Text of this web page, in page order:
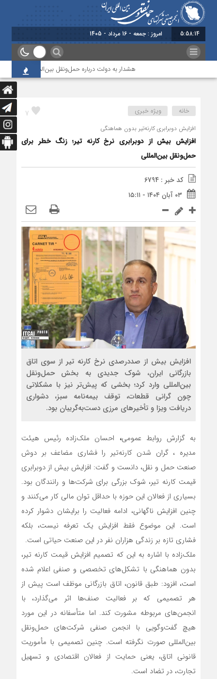
5:58:15 برابر با : Friday - 7 August - 2026
هشدار به دولت درباره حمل‌ونقل بین‌المللی؛ شرکت‌ها
7 خانه ویژه خبری
افزایش دوبرابری کارنه‌تیر بدون هماهنگی
افزایش بیش از دوبرابری نرخ کارنه تیر؛ زنگ خطر برای
حمل‌ونقل بین‌المللی
کد خبر : 6794
۰۳ آبان ۱۴۰۴ - ۱۵:۱۱
افزایش بیش از صددرصدی نرخ کارنه تیر از سوی اتاق
بازرگانی ایران، شوک جدیدی به بخش حمل‌ونقل
بین‌المللی وارد کرد؛ بخشی که پیش‌تر نیز با مشکلاتی
چون گرانی قطعات، توقف بیمه‌نامه سبز، دشواری
دریافت ویزا و تأخیرهای مرزی دست‌به‌گریبان بود.
به گزارش روابط عمومی، احسان ملک‌زاده رئیس هیئت
مدیره ، گران شدن کارنه‌تیر را فشاری مضاعف بر دوش
صنعت حمل و نقل، دانست و گفت: افزایش بیش از دوبرابری
قیمت کارنه تیر، شوک بزرگی برای شرکت‌ها و رانندگان بود.
بسیاری از فعالان این حوزه با حداقل توان مالی کار می‌کنند و
چنین افزایش ناگهانی، ادامه فعالیت را برایشان دشوار کرده
است. این موضوع فقط افزایش یک تعرفه نیست، بلکه
فشاری تازه بر زندگی هزاران نفر در این صنعت حیاتی است.
ملک‌زاده با اشاره به این که تصمیم افزایش قیمت کارنه تیر،
بدون هماهنگی با تشکل‌های تخصصی و صنفی اعلام شده
است، افزود: طبق قانون، اتاق بازرگانی موظف است پیش از
هر تصمیمی که بر فعالیت صنف‌ها اثر می‌گذارد، با
انجمن‌های مربوطه مشورت کند. اما متأسفانه در این مورد
هیچ گفت‌وگویی با انجمن صنفی شرکت‌های حمل‌ونقل
بین‌المللی صورت نگرفته است. چنین تصمیمی با مأموریت
قانونی اتاق، یعنی حمایت از فعالان اقتصادی و تسهیل
تجارت، در تضاد است.